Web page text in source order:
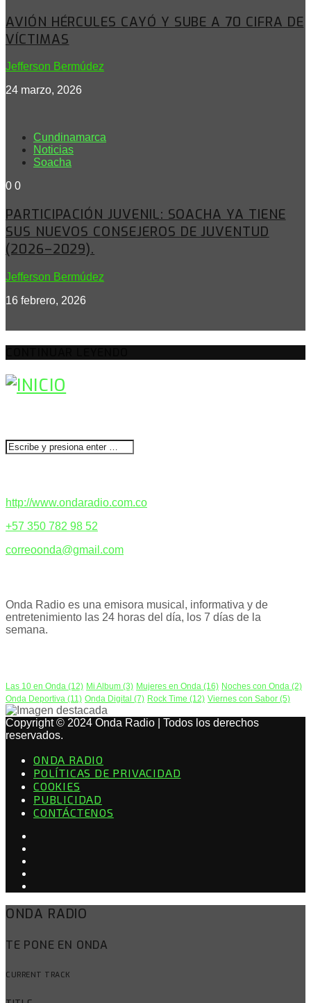
AVIÓN HÉRCULES CAYÓ Y SUBE A 70 CIFRA DE
VÍCTIMAS
Jefferson Bermúdez
24 marzo, 2026
Cundinamarca
Noticias
Soacha
0 0
PARTICIPACIÓN JUVENIL: SOACHA YA TIENE
SUS NUEVOS CONSEJEROS DE JUVENTUD
(2026–2029).
Jefferson Bermúdez
16 febrero, 2026
http://www.ondaradio.com.co
+57 350 782 98 52
correoonda@gmail.com
Onda Radio es una emisora musical, informativa y de
entretenimiento las 24 horas del día, los 7 días de la
semana.
Las 10 en Onda (12) Mi Album (3) Mujeres en Onda (16) Noches con Onda (2)
Onda Deportiva (11) Onda Digital (7) Rock Time (12) Viernes con Sabor (5)
Copyright © 2024 Onda Radio | Todos los derechos
reservados.
ONDA RADIO
POLÍTICAS DE PRIVACIDAD
COOKIES
PUBLICIDAD
CONTÁCTENOS
ONDA RADIO
TE PONE EN ONDA
CURRENT TRACK